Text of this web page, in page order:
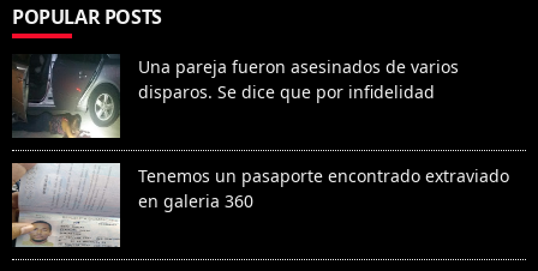
POPULAR POSTS
Una pareja fueron asesinados de varios
disparos. Se dice que por infidelidad
Tenemos un pasaporte encontrado extraviado
en galeria 360